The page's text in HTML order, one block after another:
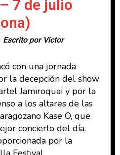
7 de julio
Escrito por Victor
con una jornada
la decepción del show
Jamiroquai y por la
a los altares de las
Kase O, que
concierto del día.
por la